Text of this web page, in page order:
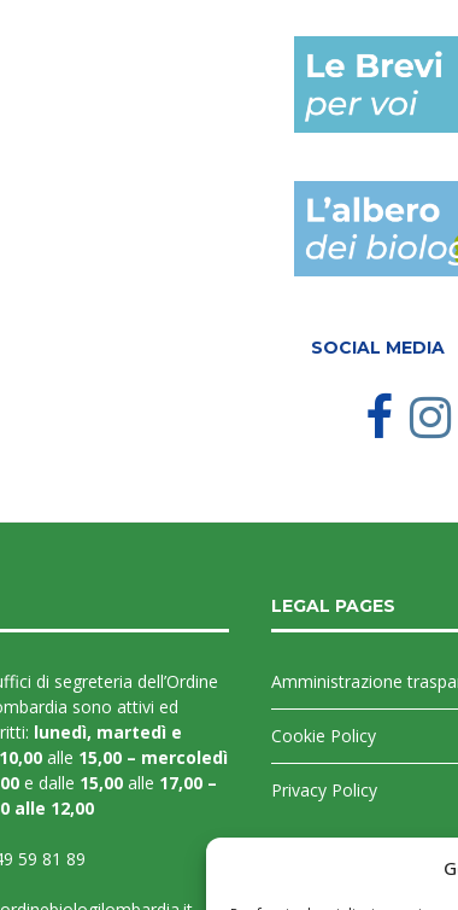
SOCIAL MEDIA
di segreteria dell’Ordine
sono attivi ed
lunedì, martedì e
alle 15,00 – mercoledì
e dalle 15,00 alle 17,00 –
alle 12,00
59 81 89
LEGAL PAGES
Amministrazione
Cookie Policy
Privacy Policy